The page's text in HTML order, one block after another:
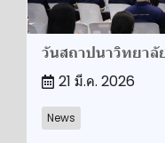
วันสถาปนา​วิทยาลั
21 มี.ค. 2026
News